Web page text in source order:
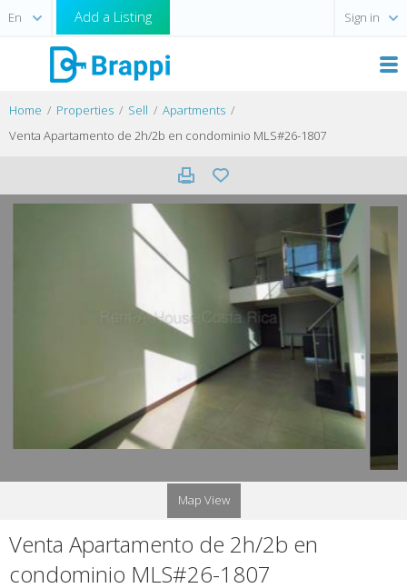
Add a Listing Sign in
Home Properties Sell
Apartments
Venta Apartamento de 2h/2b en condominio MLS#26-1807
Map View
Venta Apartamento de 2h/2b en
condominio MLS#26-1807